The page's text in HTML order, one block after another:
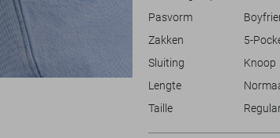
Pasvorm
Zakken
5-
Sluiting
Knoop
Lengte
Taille